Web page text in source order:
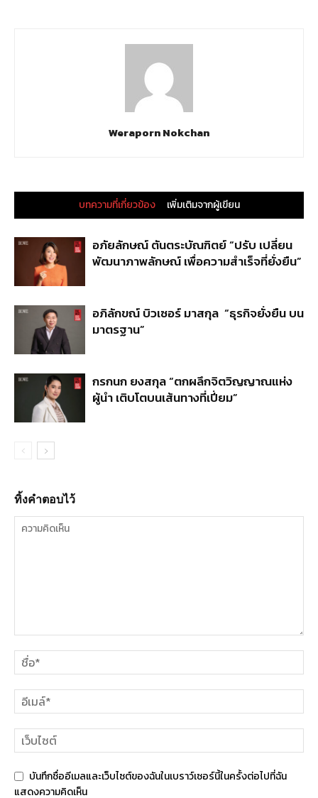
Weraporn Nokchan
บทความที่เกี่ยวข้อง เพิ่มเติมจากผู้เขียน
อภัยลักษณ์ ตันตระบัณฑิตย์ “ปรับ เปลี่ยน
พัฒนาภาพลักษณ์ เพื่อความสำเร็จที่ยั่งยืน”
อภิลักขณ์ บิวเซอร์ มาสกุล “ธุรกิจยั่งยืน บน
มาตรฐาน”
กรกนก ยงสกุล “ตกผลึกจิตวิญญาณแห่ง
ผู้นำ เติบโตบนเส้นทางที่เปี่ยม”
ทิ้งคำตอบไว้
บันทึกชื่ออีเมลและเว็บไซต์ของฉันในเบราว์เซอร์นี้ในครั้งต่อไปที่ฉัน
แสดงความคิดเห็น